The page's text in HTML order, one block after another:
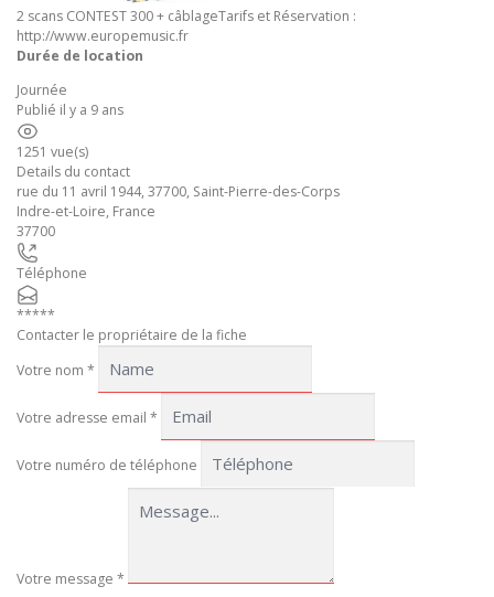
2 scans CONTEST 300 + câblageTarifs et Réservation :
http://www.europemusic.fr
Durée de location
Journée
Publié il y a 9 ans
1251 vue(s)
Details du contact
rue du 11 avril 1944, 37700, Saint-Pierre-des-Corps
Indre-et-Loire, France
37700
Téléphone
*****
Contacter le propriétaire de la fiche
Votre nom *
Votre adresse email *
Votre numéro de téléphone
Votre message *